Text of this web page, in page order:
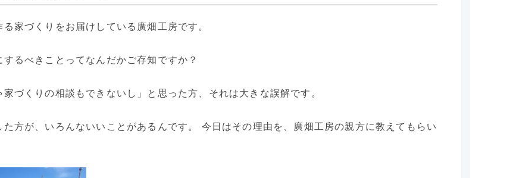
家づくりをお届けしている廣畑工房です。
るべきことってなんだかご存知ですか？
づくりの相談もできないし」と思った方、それは大きな誤解です。
方が、いろんないいことがあるんです。 今日はその理由を、廣畑工房の親方に教えてもらい